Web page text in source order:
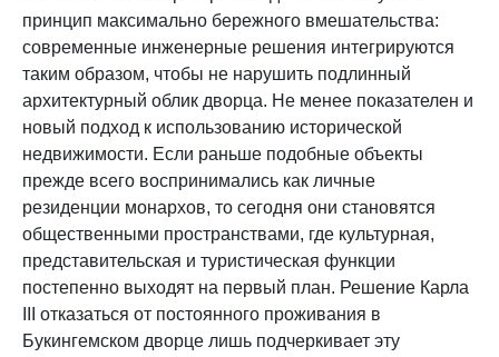
принцип максимально бережного вмешательства:
современные инженерные решения интегрируются
таким образом, чтобы не нарушить подлинный
архитектурный облик дворца. Не менее показателен и
новый подход к использованию исторической
недвижимости. Если раньше подобные объекты
прежде всего воспринимались как личные
резиденции монархов, то сегодня они становятся
общественными пространствами, где культурная,
представительская и туристическая функции
постепенно выходят на первый план. Решение Карла
III отказаться от постоянного проживания в
Букингемском дворце лишь подчеркивает эту